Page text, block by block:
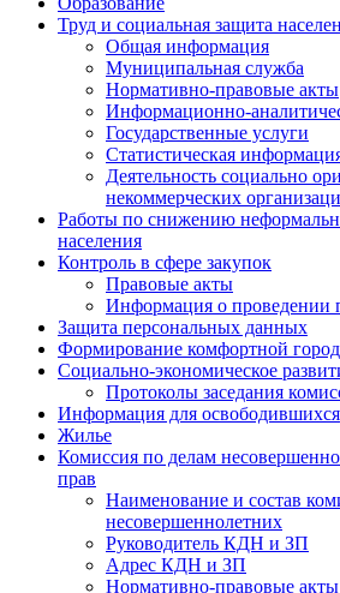
Труд и социальная защита
Общая информация
Муниципальная служба
Нормативно-правовые акты
Информационно-
Государственные услуги
Статистическая
Деятельность социально
некоммерческих
Работы по снижению
населения
Контроль в сфере закупок
Правовые акты
Информация о проведении
Защита персональных данных
Формирование комфортной
Социально-экономическое
Протоколы заседания
Информация для освободившихся
Жилье
Комиссия по делам
прав
Наименование и состав
несовершеннолетних
Руководитель КДН и ЗП
Адрес КДН и ЗП
Нормативно-правовые акты